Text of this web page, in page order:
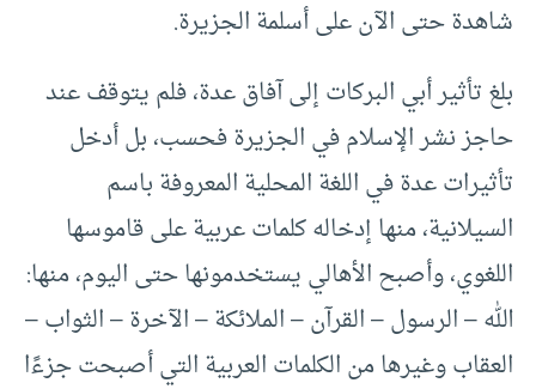
شاهدة حتى الآن على أسلمة الجزيرة.
بلغ تأثير أبي البركات إلى آفاق عدة، فلم يتوقف عند
حاجز نشر الإسلام في الجزيرة فحسب، بل أدخل
تأثيرات عدة في اللغة المحلية المعروفة باسم
السيلانية، منها إدخاله كلمات عربية على قاموسها
اللغوي، وأصبح الأهالي يستخدمونها حتى اليوم، منها:
الله – الرسول – القرآن – الملائكة – الآخرة – الثواب –
العقاب وغيرها من الكلمات العربية التي أصبحت جزءًا